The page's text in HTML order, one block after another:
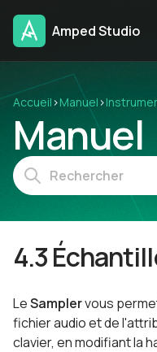
Amped Studio
Accueil ›Manuel ›
Manuel
4.3
LeSamplervous
fichier audio et de
clavier, en modifiant la